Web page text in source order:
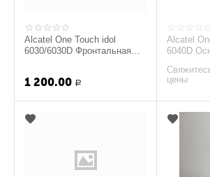
Alcatel One Touch idol
6030/6030D Фронтальная
1 200.00 Р
Alcatel
6040D
цены